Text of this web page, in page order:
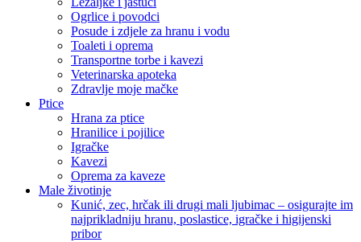
Ogrlice i povodci
Posude i zdjele za hranu i vodu
Toaleti i oprema
Transportne torbe i kavezi
Veterinarska apoteka
Zdravlje moje mačke
Ptice
Hrana za ptice
Hranilice i pojilice
Igračke
Kavezi
Oprema za kaveze
Male životinje
Kunić, zec, hrčak ili drugi mali ljubimac – osigurajte im
najprikladniju hranu, poslastice, igračke i higijenski
pribor